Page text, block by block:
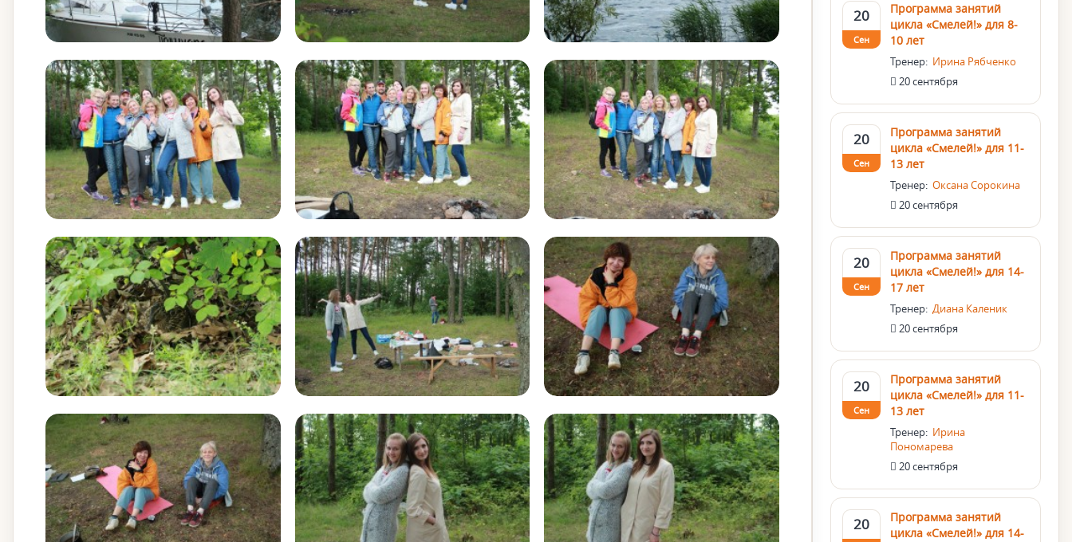
20
Сен
Программа занятий
цикла «Смелей!» для 8-
10 лет
Тренер: Ирина Рябченко
20 сентября
20
Сен
Программа занятий
цикла «Смелей!» для 11-
13 лет
Тренер: Оксана Сорокина
20 сентября
20
Сен
Программа занятий
цикла «Смелей!» для 14-
17 лет
Тренер: Диана Каленик
20 сентября
20
Сен
Программа занятий
цикла «Смелей!» для 11-
13 лет
Тренер: Ирина
Пономарева
20 сентября
20
Программа занятий
цикла «Смелей!» для 14-